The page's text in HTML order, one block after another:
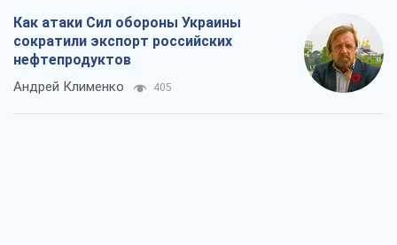
Как атаки Сил обороны Украины
сократили экспорт российских
нефтепродуктов
Андрей Клименко 405